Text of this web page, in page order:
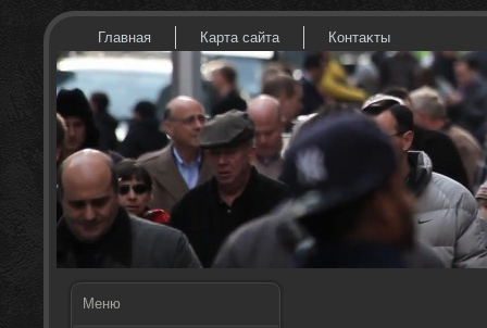
Главная Карта сайта Контаκты
Меню